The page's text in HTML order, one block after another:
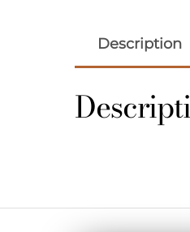
Description